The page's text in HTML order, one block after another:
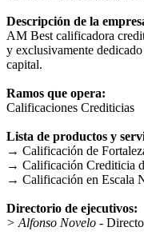
Descripción de la
AM Best calificadora
y exclusivamente
capital.
Ramos que opera:
Calificaciones Crediticias
Lista de productos y
→ Calificación de
→ Calificación Crediticia
→ Calificación en Escala
Directorio de ejecutivos:
> Alfonso Novelo -